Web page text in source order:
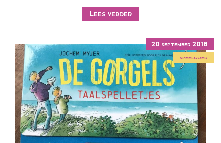
Lees verder
20 september 2018
speelgoed